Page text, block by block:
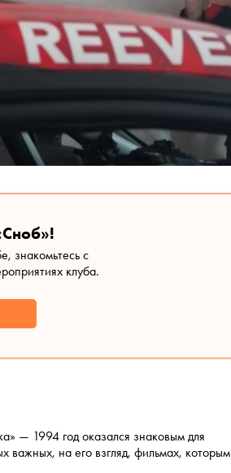
знакомьтесь с
клуба.
— 1994 год оказался знаковым для
важных, на его взгляд, фильмах, которым